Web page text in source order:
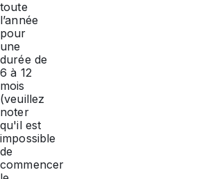
toute
l’année
pour
une
durée de
6 à 12
mois
(veuillez
noter
qu'il est
impossible
de
commencer